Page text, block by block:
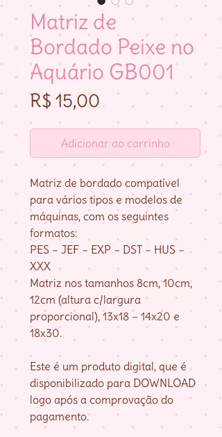
Matriz de
Bordado Peixe no
Aquário GB001
R$ 15,00Preço
Adicionar ao carrinho
Matriz de bordado compatível
para vários tipos e modelos de
máquinas, com os seguintes
formatos:
PES – JEF – EXP – DST – HUS –
XXX
Matriz nos tamanhos 8cm, 10cm,
12cm (altura c/largura
proporcional), 13x18 – 14x20 e
18x30.
Este é um produto digital, que é
disponibilizado para DOWNLOAD
logo após a comprovação do
pagamento.